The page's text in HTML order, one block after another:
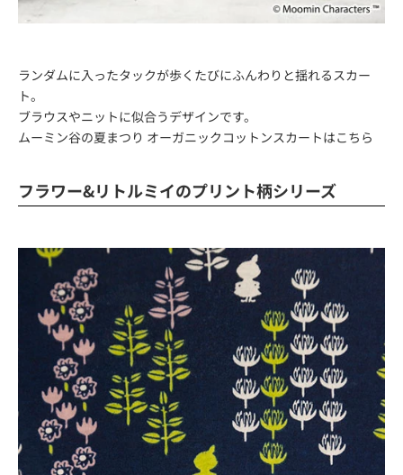
ランダムに入ったタックが歩くたびにふんわりと揺れるスカー
ト。
ブラウスやニットに似合うデザインです。
ムーミン谷の夏まつり オーガニックコットンスカートはこちら
フラワー&リトルミイのプリント柄シリーズ